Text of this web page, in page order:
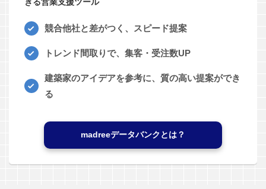
競合他社と差がつく、スピード提案
トレンド間取りで、集客・受注数UP
建築家のアイデアを参考に、質の高い提案ができ
る
madreeデータバンクとは？